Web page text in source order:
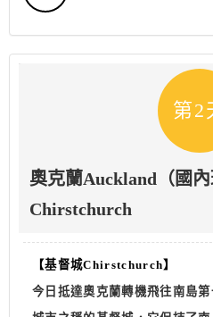
第2
奧克蘭Auckland（國
Chirstchurch
【基督城Chirstchurch】
今日抵達奧克蘭轉機飛往南島